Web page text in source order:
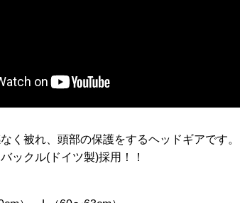
く被れ、頭部の保護をするヘッドギアです。
ックル(ドイツ製)採用！！